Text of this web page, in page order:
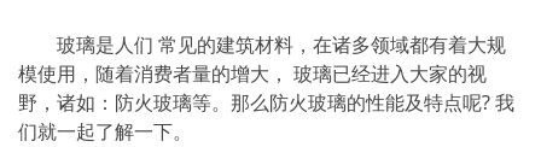
玻璃是人们 常见的建筑材料，在诸多领域都有着大规
模使用，随着消费者量的增大， 玻璃已经进入大家的视
野，诸如：防火玻璃等。那么防火玻璃的性能及特点呢? 我
们就一起了解一下。